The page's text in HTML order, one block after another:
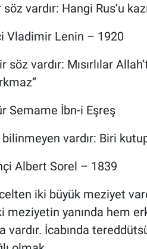
söz vardır: Hangi Rus’u
Vladimir Lenin – 1920
söz vardır: Mısırlılar
Semame İbn-i Eşreş
bilinmeyen vardır: Biri
Albert Sorel – 1839
iki büyük meziyet
meziyetin yanında hem
vardır. İcabında